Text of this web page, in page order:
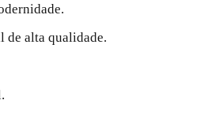
de alta qualidade.